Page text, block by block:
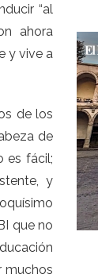
“al
ahora
y vive a
de los
de
es fácil;
y
que no
muchos